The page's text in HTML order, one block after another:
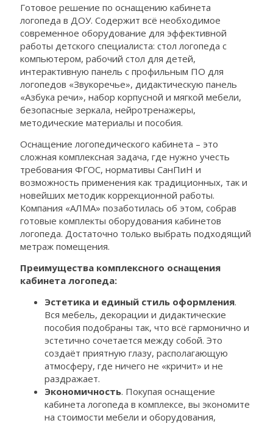
Готовое решение по оснащению кабинета
логопеда в ДОУ. Содержит всё необходимое
современное оборудование для эффективной
работы детского специалиста: стол логопеда с
компьютером, рабочий стол для детей,
интерактивную панель с профильным ПО для
логопедов «Звукоречье», дидактическую панель
«Азбука речи», набор корпусной и мягкой мебели,
безопасные зеркала, нейротренажеры,
методические материалы и пособия.
Оснащение логопедического кабинета – это
сложная комплексная задача, где нужно учесть
требования ФГОС, нормативы СанПиН и
возможность применения как традиционных, так и
новейших методик коррекционной работы.
Компания «АЛМА» позаботилась об этом, собрав
готовые комплекты оборудования кабинетов
логопеда. Достаточно только выбрать подходящий
метраж помещения.
Преимущества комплексного оснащения
кабинета логопеда:
Эстетика и единый стиль оформления.
Вся мебель, декорации и дидактические
пособия подобраны так, что всё гармонично и
эстетично сочетается между собой. Это
создаёт приятную глазу, располагающую
атмосферу, где ничего не «кричит» и не
раздражает.
Экономичность. Покупая оснащение
кабинета логопеда в комплексе, вы экономите
на стоимости мебели и оборудования,